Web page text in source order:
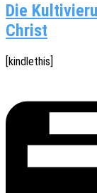
Die
Christ
[kindle­this]